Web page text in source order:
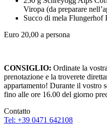
Viropa (da preparare
Succo di mela Flungerhof
Euro 20,00 a persona
CONSIGLIO: Ordinate la
prenotazione e la troverete
appartamento! Durante il vostro
fino alle ore 16.00 del giorno
Contatto
Tel: +39 0471 642108